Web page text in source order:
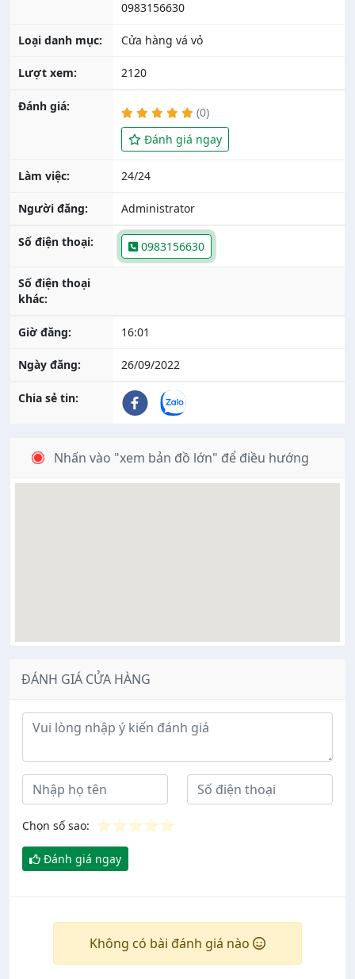
Loại danh mục: Cửa hàng vá vỏ
Lượt xem: 2120
Đánh giá:
(0)
Đánh giá ngay
Làm việc: 24/24
Người đăng: Administrator
Số điện thoại: 0983156630
Số điện thoại
khác:
Giờ đăng: 16:01
Ngày đăng: 26/09/2022
Chia sẻ tin:
Nhấn vào "xem bản đồ lớn" để điều hướng
ĐÁNH GIÁ CỬA HÀNG
Ý kiến đánh giá
Chọn số sao: ⭐⭐⭐⭐⭐
Đánh giá ngay
Không có bài đánh giá nào